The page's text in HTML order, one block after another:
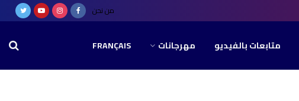
من نحن
متابعات بالفيديو مهرجانات FRANÇAIS